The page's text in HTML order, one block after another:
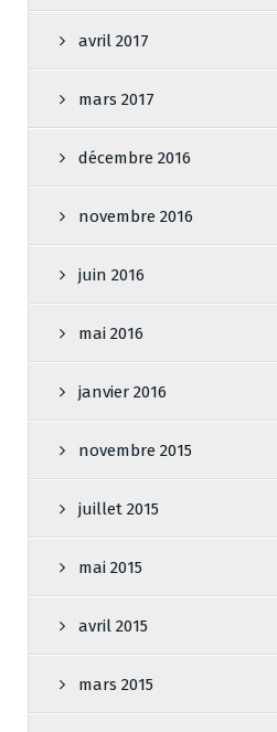
avril 2017
mars 2017
décembre 2016
novembre 2016
juin 2016
mai 2016
janvier 2016
novembre 2015
juillet 2015
mai 2015
avril 2015
mars 2015